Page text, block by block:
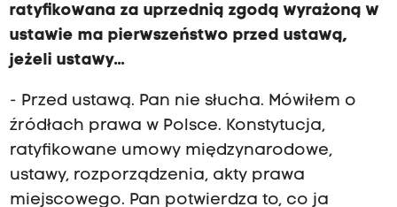
ratyfikowana za uprzednią zgodą wyrażoną w
ustawie ma pierwszeństwo przed ustawą,
jeżeli ustawy...
- Przed ustawą. Pan nie słucha. Mówiłem o
źródłach prawa w Polsce. Konstytucja,
ratyfikowane umowy międzynarodowe,
ustawy, rozporządzenia, akty prawa
miejscowego. Pan potwierdza to, co ja